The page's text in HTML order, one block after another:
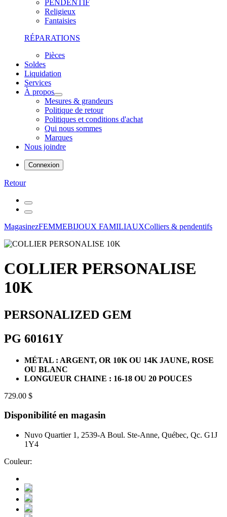
PENDENTIF
Religieux
Fantaisies
RÉPARATIONS
Pièces
Soldes
Liquidation
Services
À propos
Mesures & grandeurs
Politique de retour
Politiques et conditions d'achat
Qui nous sommes
Marques
Nous joindre
Connexion
Retour
MagasinezFEMMEBIJOUX FAMILIAUXColliers & pendentifs
COLLIER PERSONALISE
10K
PERSONALIZED GEM
PG 60161Y
MÉTAL : ARGENT, OR 10K OU 14K JAUNE, ROSE
OU BLANC
LONGUEUR CHAINE : 16-18 OU 20 POUCES
729.00 $
Disponibilité en magasin
Nuvo Quartier 1, 2539-A Boul. Ste-Anne, Québec, Qc. G1J
1Y4
Couleur: